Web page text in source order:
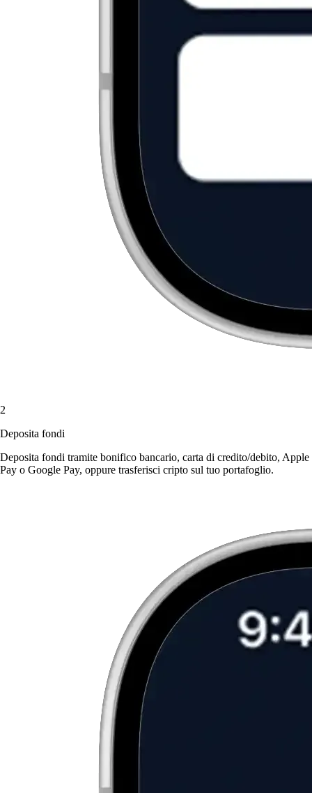
2
Deposita fondi
Deposita fondi tramite bonifico bancario, carta di credito/debito, Apple
Pay o Google Pay, oppure trasferisci cripto sul tuo portafoglio.